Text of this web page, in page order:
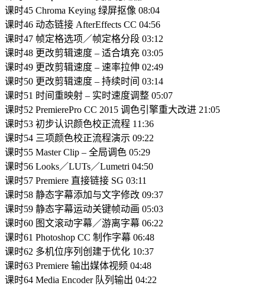
课时45 Chroma Keying 绿屏抠像 08:04
课时46 动态链接 AfterEffects CC 04:56
课时47 帧定格选项／帧定格分段 03:12
课时48 更改剪辑速度 – 适合填充 03:05
课时49 更改剪辑速度 – 速率拉伸 02:49
课时50 更改剪辑速度 – 持续时间 03:14
课时51 时间重映射 – 实时速度调整 05:07
课时52 PremierePro CC 2015 调色引擎重大改进 21:05
课时53 初步认识颜色校正流程 11:36
课时54 三项颜色校正流程演示 09:22
课时55 Master Clip – 全局调色 05:29
课时56 Looks／LUTs／Lumetri 04:50
课时57 Premiere 直接链接 SG 03:11
课时58 静态字幕添加与文字修改 09:37
课时59 静态字幕运动关键帧动画 05:03
课时60 图文滚动字幕／游离字幕 06:22
课时61 Photoshop CC 制作字幕 06:48
课时62 多机位序列创建于优化 10:37
课时63 Premiere 输出媒体视频 04:48
课时64 Media Encoder 队列输出 04:22